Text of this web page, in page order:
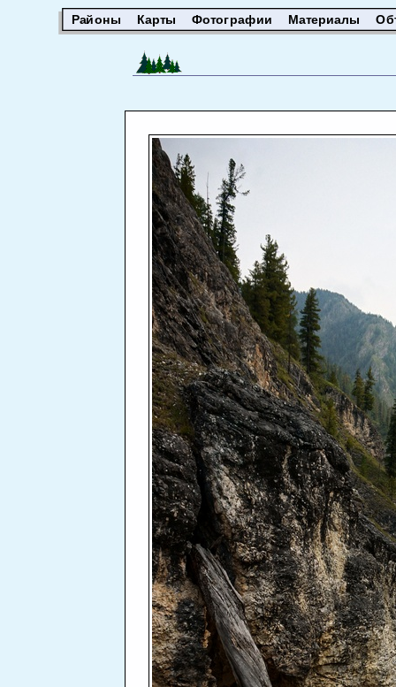
Районы Карты Фотографии Материалы